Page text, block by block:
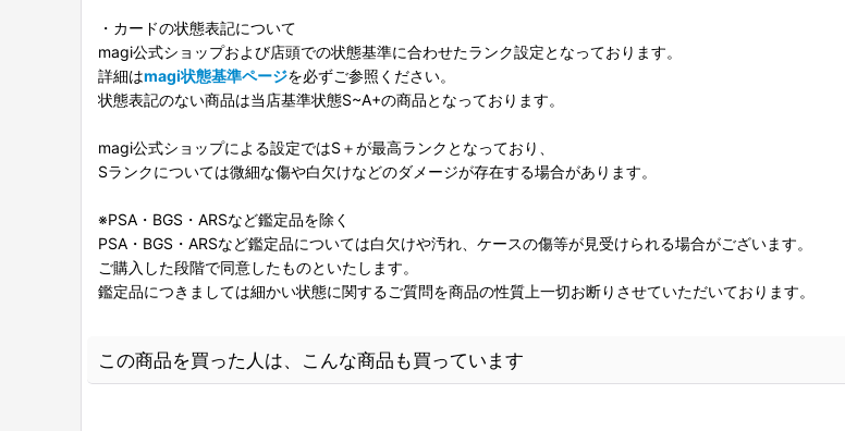
・カードの状態表記について
magi公式ショップおよび店頭での状態基準に合わせたランク設定となっております。
詳細はmagi状態基準ページを必ずご参照ください。
状態表記のない商品は当店基準状態S~A+の商品となっております。
magi公式ショップによる設定ではS＋が最高ランクとなっており、
Sランクについては微細な傷や白欠けなどのダメージが存在する場合があります。
※PSA・BGS・ARSなど鑑定品を除く
PSA・BGS・ARSなど鑑定品については白欠けや汚れ、ケースの傷等が見受けられる場合がございます。
ご購入した段階で同意したものといたします。
鑑定品につきましては細かい状態に関するご質問を商品の性質上一切お断りさせていただいております。
この商品を買った人は、こんな商品も買っています